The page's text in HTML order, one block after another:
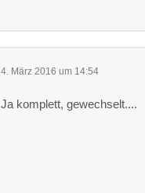
4. März 2016 um 14:54
Ja komplett, gewechselt....